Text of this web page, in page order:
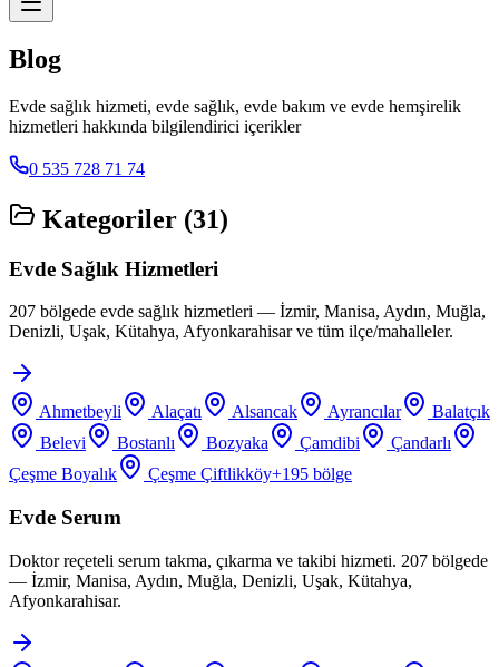
Blog
Evde sağlık hizmeti, evde sağlık, evde bakım ve evde hemşirelik
hizmetleri hakkında bilgilendirici içerikler
0 535 728 71 74
Kategoriler (31)
Evde Sağlık Hizmetleri
207 bölgede evde sağlık hizmetleri — İzmir, Manisa, Aydın, Muğla,
Denizli, Uşak, Kütahya, Afyonkarahisar ve tüm ilçe/mahalleler.
Ahmetbeyli Alaçatı Alsancak Ayrancılar
Balatçık
Belevi
Bostanlı Bozyaka Çamdibi
Çandarlı
Çeşme Boyalık
Çeşme Çiftlikköy+195 bölge
Evde Serum
Doktor reçeteli serum takma, çıkarma ve takibi hizmeti. 207 bölgede
— İzmir, Manisa, Aydın, Muğla, Denizli, Uşak, Kütahya,
Afyonkarahisar.